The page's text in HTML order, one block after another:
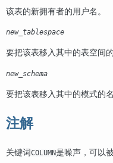
该表的新拥有者的用户名。
new_tablespace
要把该表移入其中的表空间的
new_schema
要把该表移入其中的模式的名
注解
关键词COLUMN是噪声，可以被